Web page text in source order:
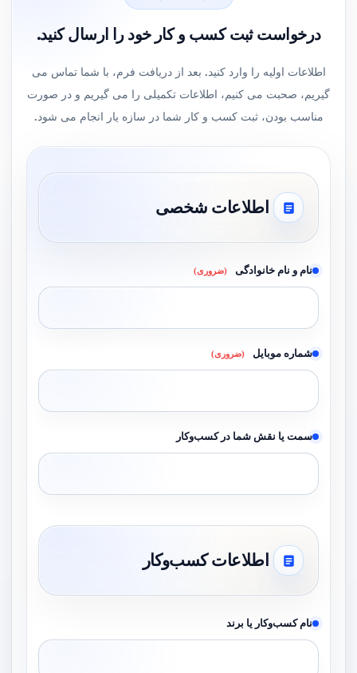
درخواست ثبت کسب و کار خود را ارسال کنید.
اطلاعات اولیه را وارد کنید. بعد از دریافت فرم، با شما تماس می
گیریم، صحبت می کنیم، اطلاعات تکمیلی را می گیریم و در صورت
مناسب بودن، ثبت کسب و کار شما در سازه یار انجام می شود.
اطلاعات شخصی
نام و نام خانوادگی (ضروری)
شماره موبایل (ضروری)
سمت یا نقش شما در کسب‌وکار
اطلاعات کسب‌وکار
نام کسب‌وکار یا برند